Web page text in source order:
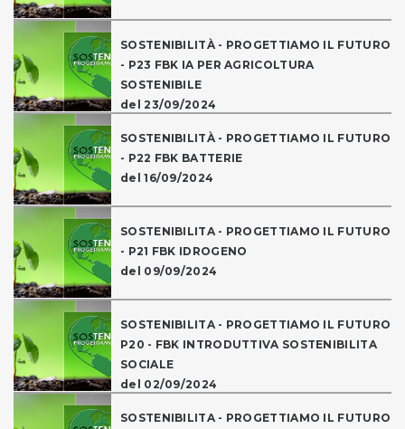
SOSTENIBILITÀ - PROGETTIAMO IL FUTURO
- P23 FBK IA PER AGRICOLTURA
SOSTENIBILE
del 23/09/2024
SOSTENIBILITÀ - PROGETTIAMO IL FUTURO
- P22 FBK BATTERIE
del 16/09/2024
SOSTENIBILITA - PROGETTIAMO IL FUTURO
- P21 FBK IDROGENO
del 09/09/2024
SOSTENIBILITA - PROGETTIAMO IL FUTURO
P20 - FBK INTRODUTTIVA SOSTENIBILITA
SOCIALE
del 02/09/2024
SOSTENIBILITA - PROGETTIAMO IL FUTURO